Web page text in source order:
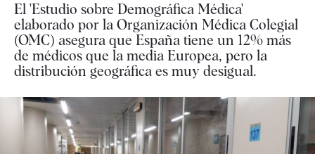
El 'Estudio sobre Demográfica Médica'
elaborado por la Organización Médica Colegial
(OMC) asegura que España tiene un 12% más
de médicos que la media Europea, pero la
distribución geográfica es muy desigual.